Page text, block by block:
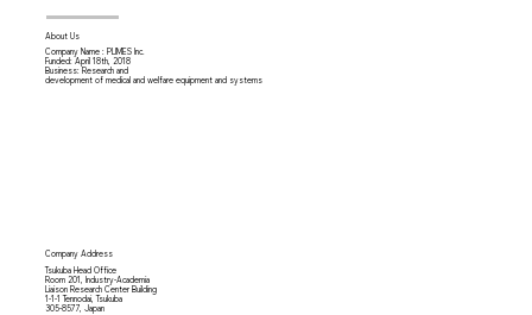
About Us
Company Name : PLIMES Inc.
Funded: April 18th,2018
Business: Research and
development of medical and welfare equipment and systems
Company Address
Tsukuba Head Office
Room 201, Industry-Academia
Liaison Research Center Building
1-1-1 Tennodai, Tsukuba
305-8577, Japan